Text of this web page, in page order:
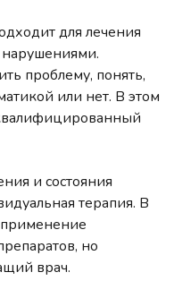
для лечения
проблему, понять,
или нет. В этом
и состояния
терапия. В
применение
но
врач.